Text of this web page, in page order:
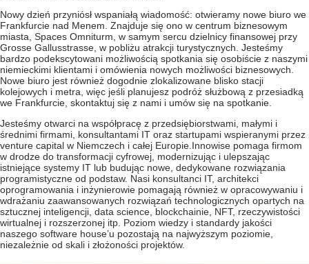
Nowy dzień przyniósł wspaniałą wiadomość: otwieramy nowe biuro we
Frankfurcie nad Menem. Znajduje się ono w centrum biznesowym
miasta, Spaces Omniturm, w samym sercu dzielnicy finansowej przy
Grosse Gallusstrasse, w pobliżu atrakcji turystycznych. Jesteśmy
bardzo podekscytowani możliwością spotkania się osobiście z naszymi
niemieckimi klientami i omówienia nowych możliwości biznesowych.
Nowe biuro jest również dogodnie zlokalizowane blisko stacji
kolejowych i metra, więc jeśli planujesz podróż służbową z przesiadką
we Frankfurcie, skontaktuj się z nami i umów się na spotkanie.
Jesteśmy otwarci na współpracę z przedsiębiorstwami, małymi i
średnimi firmami, konsultantami IT oraz startupami wspieranymi przez
venture capital w Niemczech i całej Europie.Innowise pomaga firmom
w drodze do transformacji cyfrowej, modernizując i ulepszając
istniejące systemy IT lub budując nowe, dedykowane rozwiązania
programistyczne od podstaw. Nasi konsultanci IT, architekci
oprogramowania i inżynierowie pomagają również w opracowywaniu i
wdrażaniu zaawansowanych rozwiązań technologicznych opartych na
sztucznej inteligencji, data science, blockchainie, NFT, rzeczywistości
wirtualnej i rozszerzonej itp. Poziom wiedzy i standardy jakości
naszego software house’u pozostają na najwyższym poziomie,
niezależnie od skali i złożoności projektów.